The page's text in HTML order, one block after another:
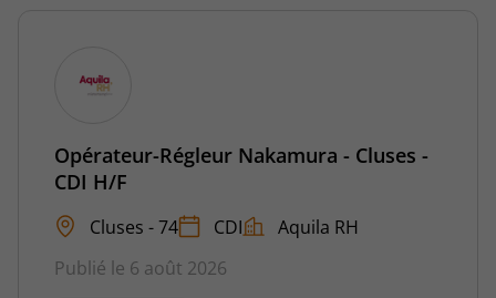
Opérateur-Régleur Nakamura - Cluses -
CDI H/F
Cluses - 74 CDI
Aquila RH
Publié le 6 août 2026